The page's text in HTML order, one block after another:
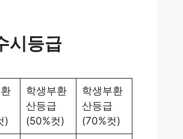
시등급
)
학생부환
산등급
(50%컷)
학생부환
산등급
(70%컷)